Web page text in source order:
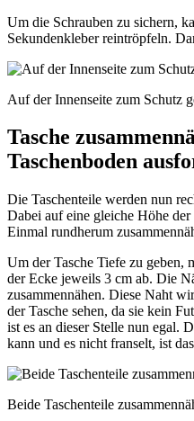
Um die Schrauben zu sichern,
Sekundenkleber reintröpfeln.
Auf der Innenseite zum Schutz
Tasche
Taschenboden
Die Taschenteile werden nun
Dabei auf eine gleiche Höhe der
Einmal rundherum
Um der Tasche Tiefe zu geben,
der Ecke jeweils 3 cm ab. Die
zusammennähen. Diese Naht
der Tasche sehen, da sie kein
ist es an dieser Stelle nun egal.
kann und es nicht franselt, ist
Beide Taschenteile